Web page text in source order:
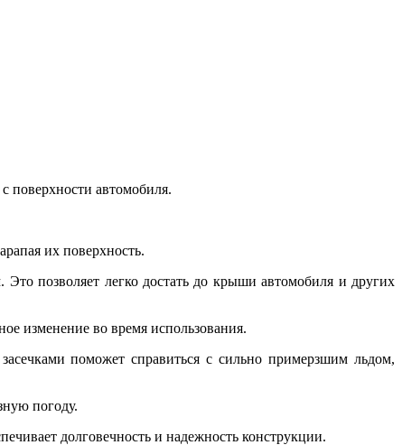
поверхности автомобиля.
их поверхность.
позволяет легко достать до крыши автомобиля и других
изменение во время использования.
поможет справиться с сильно примерзшим льдом,
погоду.
долговечность и надежность конструкции.